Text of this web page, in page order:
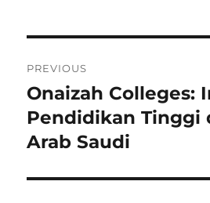
navigation
PREVIOUS
Previous
post:
Onaizah Colleges:
Pendidikan Tinggi
Arab Saudi